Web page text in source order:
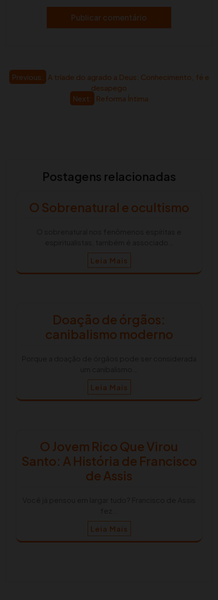
Navegação
Previous: A tríade do agrado a Deus: Conhecimento, fé e
desapego
Next:
Reforma Íntima
Postagens relacionadas
O Sobrenatural e ocultismo
Leia Mais
Doação de órgãos:
canibalismo moderno
Leia Mais
O Jovem Rico Que Virou
Santo: A História de Francisco
de Assis
Leia Mais